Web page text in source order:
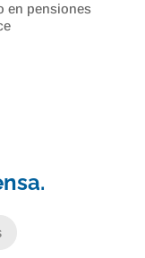
en pensiones